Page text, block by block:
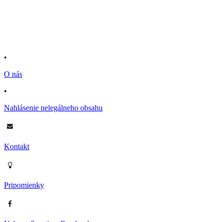
•
O nás
•
Nahlásenie nelegálneho obsahu
Kontakt
Pripomienky